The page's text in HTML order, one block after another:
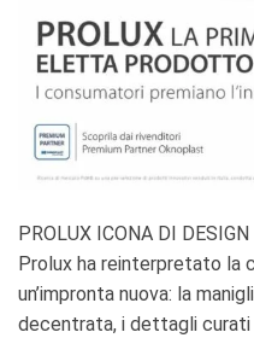
PROLUX ICONA DI
Prolux ha reinterpretato la
un’impronta nuova: la
decentrata, i dettagli curati